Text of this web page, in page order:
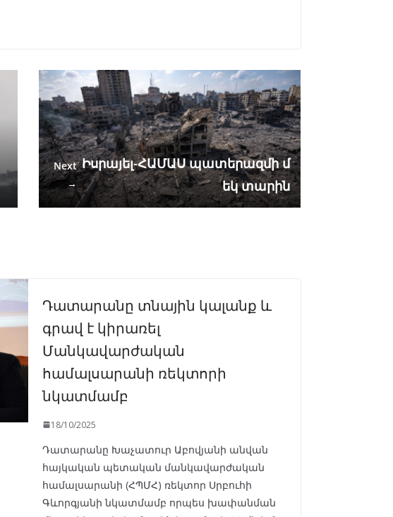
Next
→
Իսրայել-ՀԱՄԱՍ պատերազմի մ
եկ տարին
Դատարանը տնային կալանք և
գրավ է կիրառել
Մանկավարժական
համալսարանի ռեկտորի
նկատմամբ
18/10/2025
Դատարանը Խաչատուր Աբովյանի անվան
հայկական պետական մանկավարժական
համալսարանի (ՀՊՄՀ) ռեկտոր Սրբուհի
Գևորգյանի նկատմամբ որպես խափանման